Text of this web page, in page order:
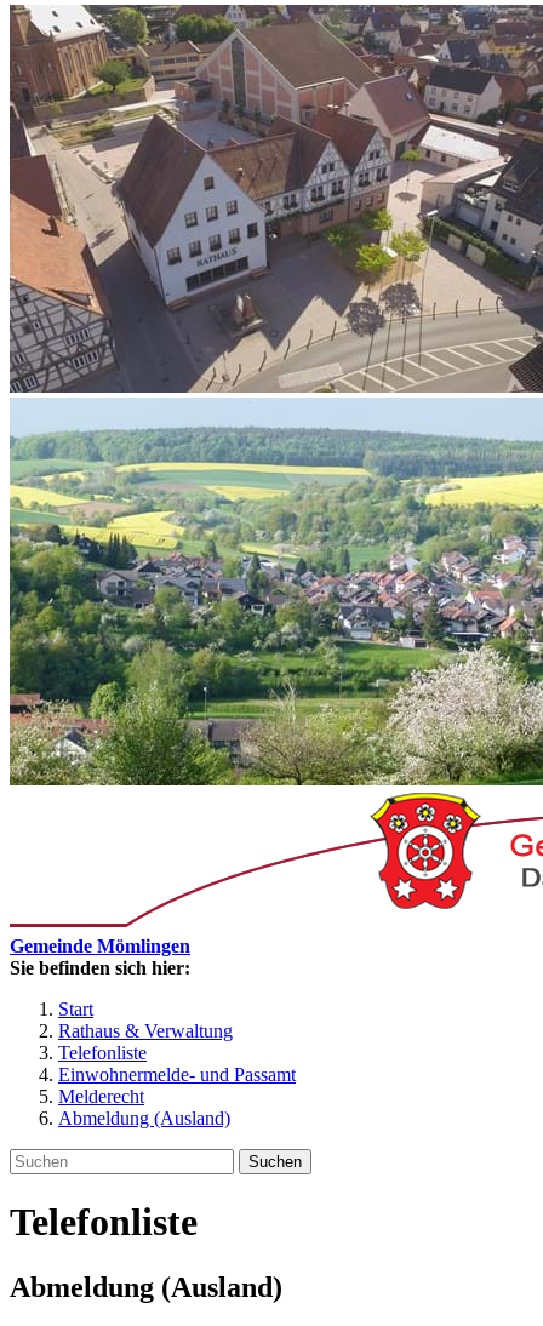
Gemeinde Mömlingen
Sie befinden sich hier:
Start
Rathaus & Verwaltung
Telefonliste
Einwohnermelde- und Passamt
Melderecht
Abmeldung (Ausland)
Suchen
Telefonliste
Abmeldung (Ausland)